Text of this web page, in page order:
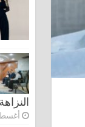
النزاهة
أغسطس